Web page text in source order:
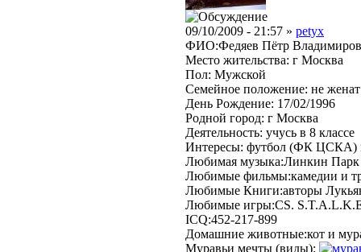
09/10/2009 - 21:57 » petyx
ФИО:Федяев Пётр
Место жительства: г Москва
Пол: Мужской
Семейное положение: не женат
День Рождение: 17/02/1996
Родной город: г Москва
Деятельность: учусь в 8 классе
Интересы: футбол (ФК ЦСКА)
Любимая музыка:Линкин Парк
Любимые фильмы:камедии и
Любимые Книги:авторы
Любимые игры:CS.
ICQ:452-217-899
Домашние животные:кот и
Муравьи мечты (виды):